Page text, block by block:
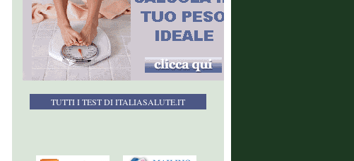
TUTTI I TEST DI ITALIASALUTE.IT